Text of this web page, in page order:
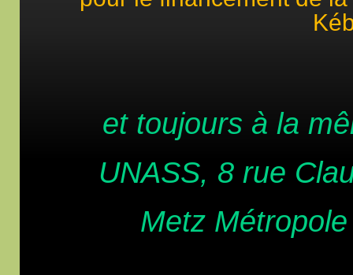
et toujours à la
UNASS, 8 rue
Metz Métropole